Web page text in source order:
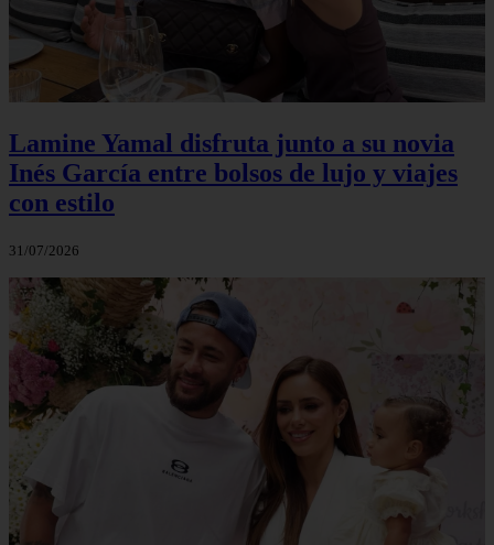
Lamine Yamal disfruta junto a su novia
Inés García entre bolsos de lujo y viajes
con estilo
31/07/2026